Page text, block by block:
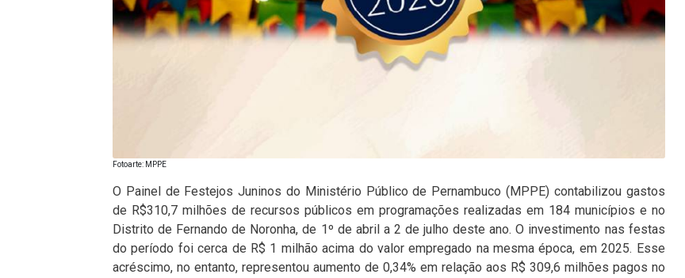
Fotoarte: MPPE
O Painel de Festejos Juninos do Ministério Público de Pernambuco (MPPE) contabilizou gastos
de R$310,7 milhões de recursos públicos em programações realizadas em 184 municípios e no
Distrito de Fernando de Noronha, de 1º de abril a 2 de julho deste ano. O investimento nas festas
do período foi cerca de R$ 1 milhão acima do valor empregado na mesma época, em 2025. Esse
acréscimo, no entanto, representou aumento de 0,34% em relação aos R$ 309,6 milhões pagos no